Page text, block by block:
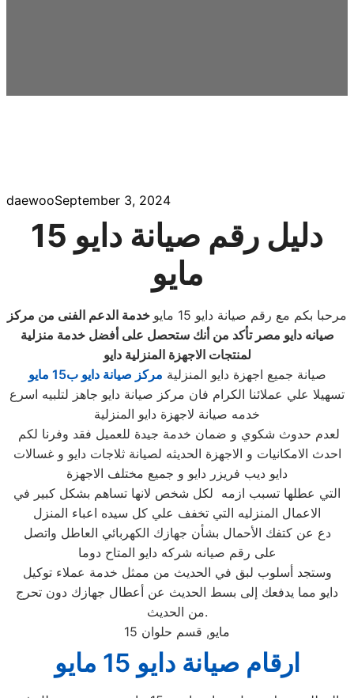
daewooSeptember 3, 2024
دليل رقم
صيانة دايو 15
مايو
مرحبا بكم مع رقم صيانة دايو 15 مايو
خدمة الدعم الفنى من مركز
صيانه دايو مصر تأكد من أنك ستحصل على أفضل خدمة منزلية
لمنتجات الاجهزة المنزلية دايو
صيانة جميع اجهزة دايو المنزلية مركز صيانة دايو ب15 مايو
تسهيلا علي عملائنا الكرام فان مركز صيانة دايو جاهز لتلبيه اسرع
خدمه صيانة لاجهزة دايو المنزلية
احدث الامكانيات و الاجهزة الحديثه لصيانة ثلاجات دايو و غسالات
دايو ديب فريزر دايو و جميع مختلف الاجهزة
التي عطلها تسبب ازمه لكل شخص لانها تساهم بشكل كبير في
الاعمال المنزليه التي تخفف علي كل سيده اعباء المنزل
دع عن كتفك الأحمال بشأن جهازك الكهربائي العاطل واتصل
على رقم صيانه شركه دايو المتاح دوما
وستجد أسلوب لبق في الحديث من ممثل خدمة عملاء توكيل
دايو مما يدفعك إلى بسط الحديث عن أعطال جهازك دون تحرج
من الحديث.
15 مايو, قسم حلوان
ارقام صيانة دايو 15 مايو